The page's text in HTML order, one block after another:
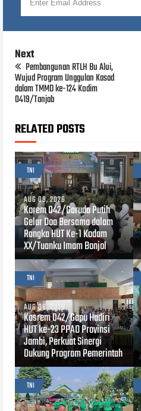
Next
Pembangunan RTLH Bu Alui,
Wujud Program Unggulan Kasad
dalam TMMD ke-124 Kodim
0419/Tanjab
RELATED POSTS
TNI
AUG 08, 2026
Korem 042/Garuda Putih
Gelar Doa Bersama dalam
Rangka HUT Ke-1 Kodam
XX/Tuanku Imam Bonjol
TNI
AUG 06, 2026
Kasrem 042/Gapu Hadiri
HUT ke-23 PPAD Provinsi
Jambi, Perkuat Sinergi
Dukung Program Pemerintah
TNI